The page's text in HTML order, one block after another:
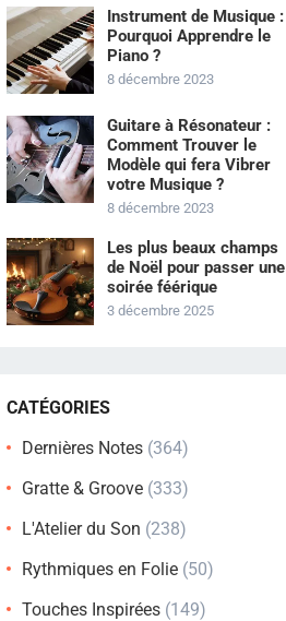
Instrument de Musique :
Pourquoi Apprendre le
Piano ?
8 décembre 2023
Guitare à Résonateur :
Comment Trouver le
Modèle qui fera Vibrer
votre Musique ?
8 décembre 2023
Les plus beaux champs
de Noël pour passer une
soirée féérique
3 décembre 2025
CATÉGORIES
Dernières Notes (364)
Gratte & Groove (333)
L'Atelier du Son (238)
Rythmiques en Folie (50)
Touches Inspirées (149)